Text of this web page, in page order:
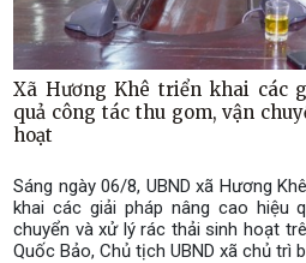
Xã Hương Khê triển khai các
quả công tác thu gom, vận
hoạt
Sáng ngày 06/8, UBND xã Hương
khai các giải pháp nâng cao hiệu
chuyển và xử lý rác thải sinh hoạt
Quốc Bảo, Chủ tịch UBND xã chủ trì